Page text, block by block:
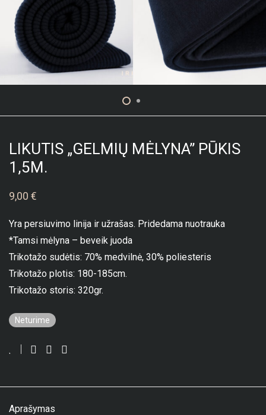
LIKUTIS „GELMIŲ MĖLYNA” PŪKIS
1,5M.
9,00 €
Yra persiuvimo linija ir užrašas. Pridedama nuotrauka
*Tamsi mėlyna – beveik juoda
Trikotažo sudėtis: 70% medvilnė, 30% poliesteris
Trikotažo plotis: 180-185cm.
Trikotažo storis: 320gr.
Neturime
Aprašymas